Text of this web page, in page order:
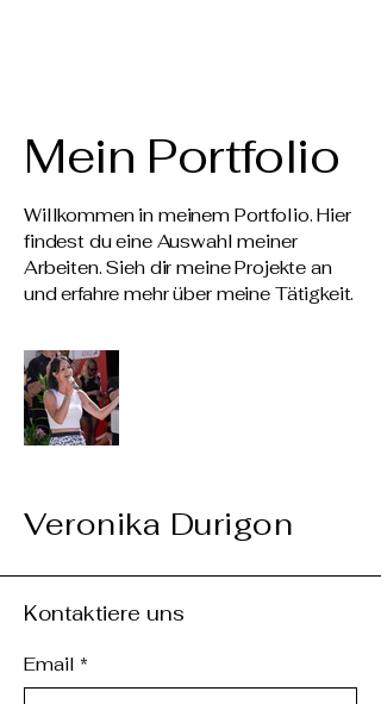
Mein Portfolio
Willkommen in meinem Portfolio. Hier
findest du eine Auswahl meiner
Arbeiten. Sieh dir meine Projekte an
und erfahre mehr über meine Tätigkeit.
Veronika Durigon
Kontaktiere uns
Email *